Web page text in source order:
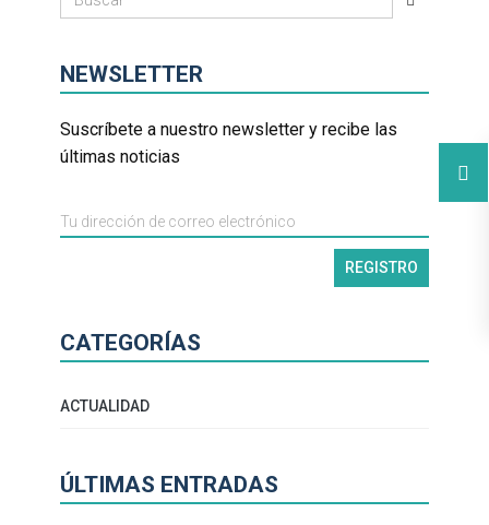
NEWSLETTER
Suscríbete a nuestro newsletter y recibe las
últimas noticias
CATEGORÍAS
ACTUALIDAD
ÚLTIMAS ENTRADAS